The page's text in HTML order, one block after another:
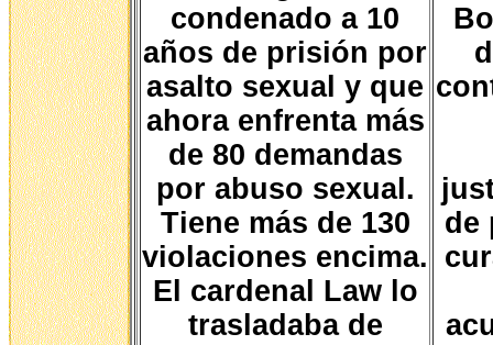
condenado a 10
años de prisión por
asalto sexual y que
ahora enfrenta más
de 80 demandas
por abuso sexual.
Tiene más de 130
violaciones encima.
El cardenal Law lo
trasladaba de
de